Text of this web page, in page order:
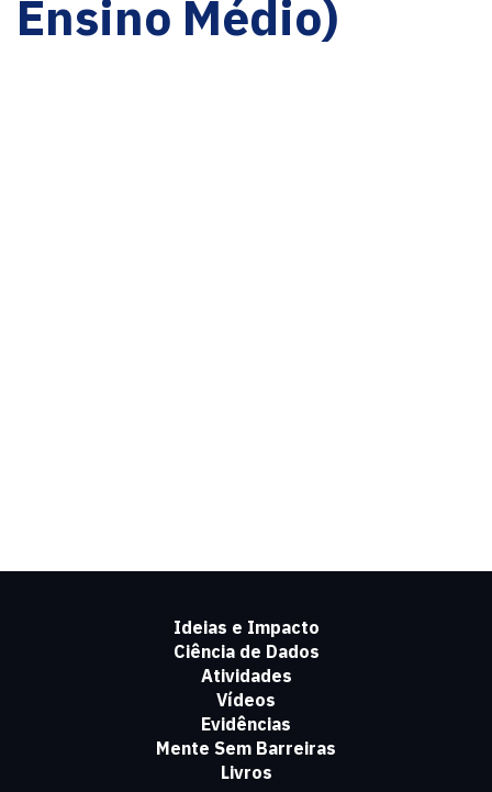
Ensino Médio)
Ideias e Impacto
Ciência de Dados
Atividades
Vídeos
Evidências
Mente Sem Barreiras
Livros